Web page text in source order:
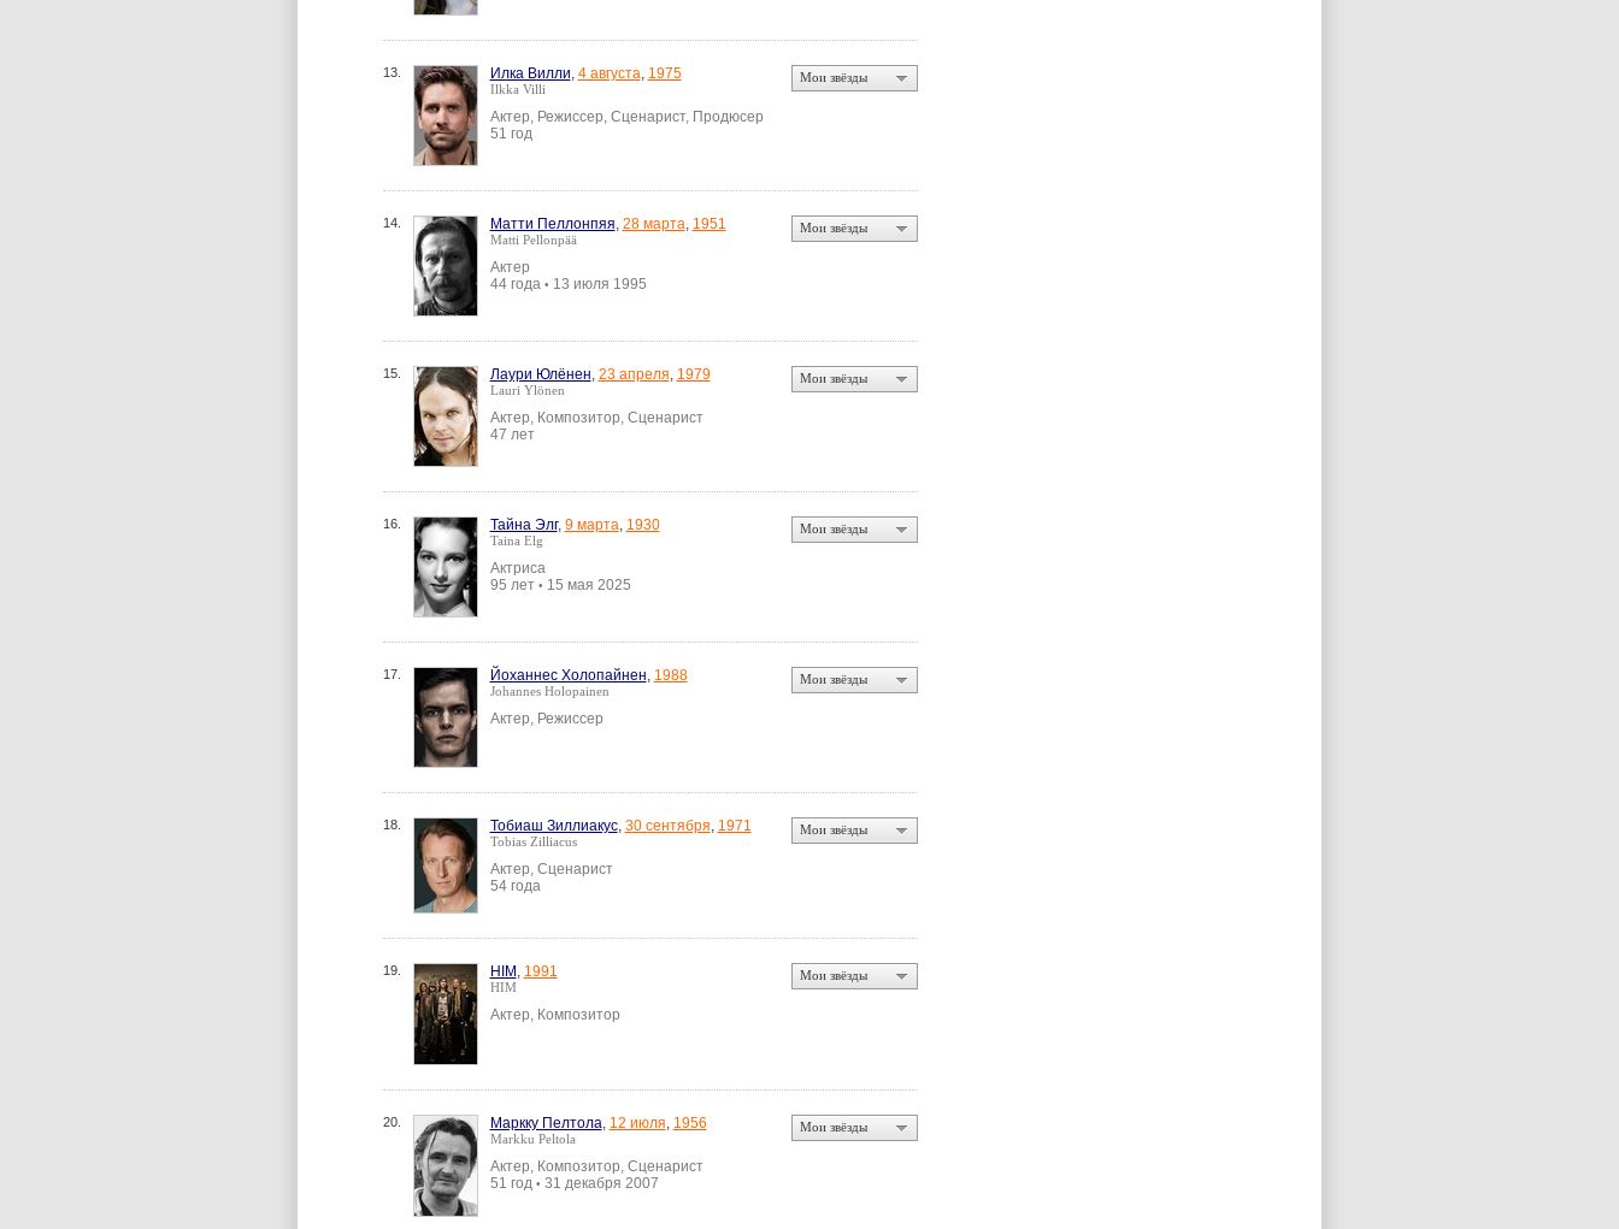
13. Илка Вилли, 4 августа, 1975
Ilkka Villi
Актер, Режиссер, Сценарист, Продюсер
51 год
Мои звёзды
14. Матти Пеллонпяя, 28 марта, 1951
Matti Pellonpää
Актер
44 года • 13 июля 1995
Мои звёзды
15. Лаури Юлёнен, 23 апреля, 1979
Lauri Ylönen
Актер, Композитор, Сценарист
47 лет
Мои звёзды
16. Тайна Элг, 9 марта, 1930
Taina Elg
Актриса
95 лет • 15 мая 2025
Мои звёзды
17. Йоханнес Холопайнен, 1988
Johannes Holopainen
Актер, Режиссер
Мои звёзды
18. Тобиаш Зиллиакус, 30 сентября, 1971
Tobias Zilliacus
Актер, Сценарист
54 года
Мои звёзды
19. HIM , 1991
HIM
Актер, Композитор
Мои звёзды
20. Маркку Пелтола, 12 июля, 1956
Markku Peltola
Актер, Композитор, Сценарист
51 год • 31 декабря 2007
Мои звёзды